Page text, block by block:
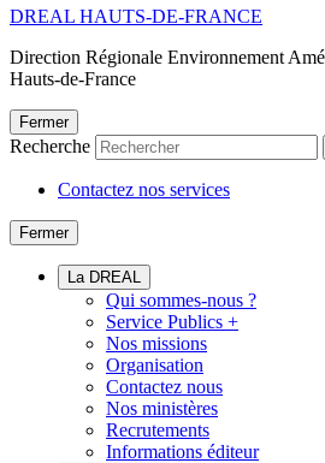
DREAL HAUTS-DE-FRANCE
Direction Régionale Environnement
Hauts-de-France
Fermer
Recherche
Contactez nos services
Fermer
La DREAL
Qui sommes-nous ?
Service Publics +
Nos missions
Organisation
Contactez nous
Nos ministères
Recrutements
Informations éditeur